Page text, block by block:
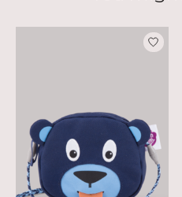
Product carousel items